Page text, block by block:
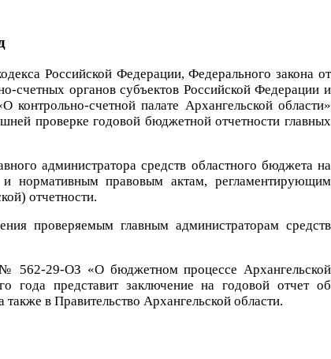
Российской Федерации, Федерального закона от
органов субъектов Российской Федерации и
счетной палате Архангельской области»
проверке годовой бюджетной отчетности главных
администратора средств областного бюджета на
и нормативным правовым актам, регламентирующим
отчетности.
проверяемым главным администраторам средств
№ 562-29-ОЗ «О бюджетном процессе Архангельской
года представит заключение на годовой отчет об
в Правительство Архангельской области.